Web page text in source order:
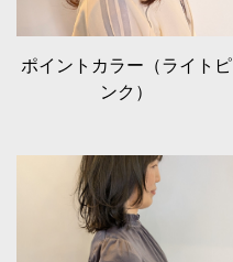
ポイントカラー（ライトピ
ンク）